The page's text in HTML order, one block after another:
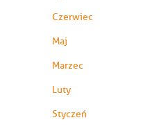
Czerwiec
Maj
Marzec
Luty
Styczeń